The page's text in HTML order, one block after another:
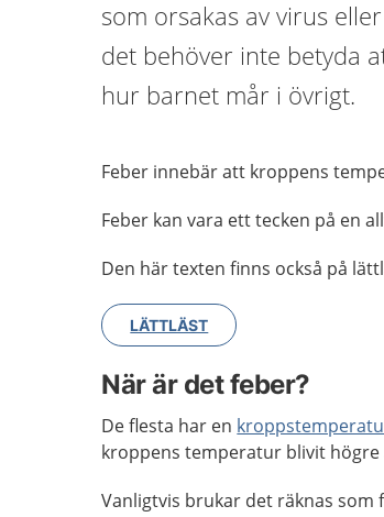
som orsakas av virus
det behöver inte betyda
hur barnet mår i övrigt.
Feber innebär att kroppens
Feber kan vara ett tecken på en
Den här texten finns också på
LÄTTLÄST
När är det feber?
De flesta har en
kroppens temperatur blivit högre
Vanligtvis brukar det räknas